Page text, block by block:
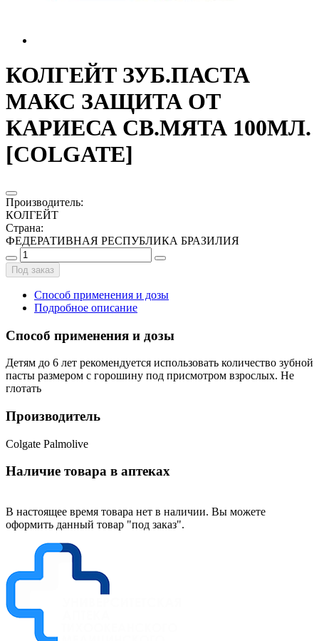
КОЛГЕЙТ ЗУБ.ПАСТА
МАКС ЗАЩИТА ОТ
КАРИЕСА СВ.МЯТА 100МЛ.
[COLGATE]
Производитель:
КОЛГЕЙТ
Страна:
ФЕДЕРАТИВНАЯ РЕСПУБЛИКА БРАЗИЛИЯ
Под заказ
Способ применения и дозы
Подробное описание
Способ применения и дозы
Детям до 6 лет рекомендуется использовать количество зубной
пасты размером с горошину под присмотром взрослых. Не
глотать
Производитель
Colgate Palmolive
Наличие товара в аптеках
В настоящее время товара нет в наличии. Вы можете
оформить данный товар "под заказ".